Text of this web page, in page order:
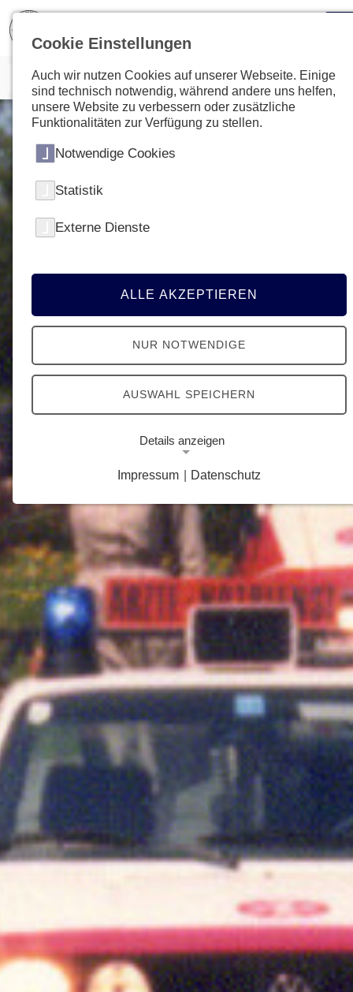
Cookie Einstellungen
Auch wir nutzen Cookies auf unserer Webseite. Einige
sind technisch notwendig, während andere uns helfen,
unsere Website zu verbessern oder zusätzliche
Funktionalitäten zur Verfügung zu stellen.
Notwendige Cookies
Statistik
Externe Dienste
ALLE AKZEPTIEREN
NUR NOTWENDIGE
AUSWAHL SPEICHERN
Details anzeigen
Notwendige Cookies ermöglichen grundlegende
Funktionen und sind für die einwandfreie Funktion
der Website erforderlich.
Google Analytics Opt-Out-Cookie
Name:
gaOptout
Zweck:
Dieser Cookie speichert die gewählte
Einverständnisoption bezüglich Google Analytics
Opt-Out
Cookie Laufzeit:
1 Jahr
Einverständnis-Cookie
Name:
cookie_consent
Einverständnis-Optionen des Benutzers
Cookie Laufzeit:
1 Jahr
Impressum Datenschutz